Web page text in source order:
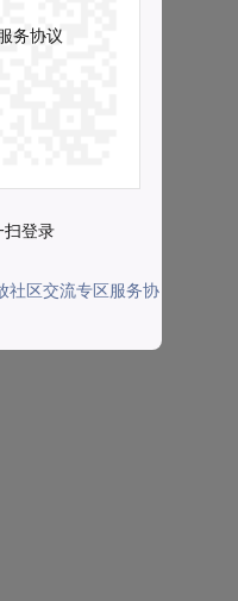
务协议
扫登录
社区交流专区服务协